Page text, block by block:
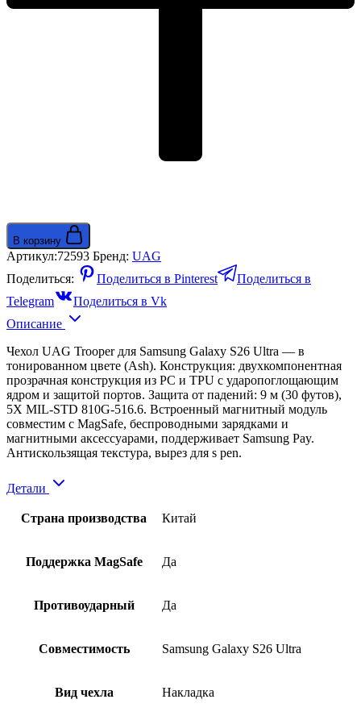
В корзину
Артикул:72593 Бренд: UAG
Поделиться:
Поделиться в Pinterest
Поделиться в
Telegram
Поделиться в Vk
Описание
Чехол UAG Trooper для Samsung Galaxy S26 Ultra — в
тонированном цвете (Ash). Конструкция: двухкомпонентная
прозрачная конструкция из PC и TPU с ударопоглощающим
ядром и защитой портов. Защита от падений: 9 м (30 футов),
5X MIL-STD 810G-516.6. Встроенный магнитный модуль
совместим с MagSafe, беспроводными зарядками и
магнитными аксессуарами, поддерживает Samsung Pay.
Антискользящая текстура, вырез для s pen.
Детали
Страна производства Китай
Поддержка MagSafe Да
Противоударный Да
Совместимость Samsung Galaxy S26 Ultra
Вид чехла Накладка